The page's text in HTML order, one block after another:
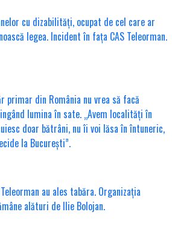
cu dizabilități, ocupat de cel care ar
legea. Incident în fața CAS Teleorman.
primar din România nu vrea să facă
lumina în sate. „Avem localități în
doar bătrâni, nu îi voi lăsa în întuneric,
la București”.
au ales tabăra. Organizația
alături de Ilie Bolojan.